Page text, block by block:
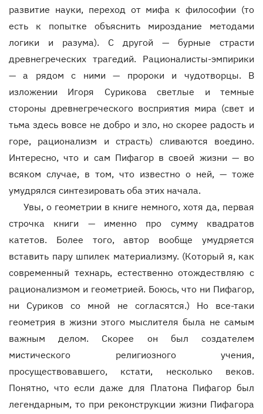
развитие науки, переход от мифа к философии (то
есть к попытке объяснить мироздание методами
логики и разума). С другой — бурные страсти
древнегреческих трагедий. Рационалисты-эмпирики
— а рядом с ними — пророки и чудотворцы. В
изложении Игоря Сурикова светлые и темные
стороны древнегреческого восприятия мира (свет и
тьма здесь вовсе не добро и зло, но скорее радость и
горе, рационализм и страсть) сливаются воедино.
Интересно, что и сам Пифагор в своей жизни — во
всяком случае, в том, что известно о ней, — тоже
умудрялся синтезировать оба этих начала.
Увы, о геометрии в книге немного, хотя да, первая
строчка книги — именно про сумму квадратов
катетов. Более того, автор вообще умудряется
вставить пару шпилек материализму. (Который я, как
современный технарь, естественно отождествляю с
рационализмом и геометрией. Боюсь, что ни Пифагор,
ни Суриков со мной не согласятся.) Но все-таки
геометрия в жизни этого мыслителя была не самым
важным делом. Скорее он был создателем
мистического религиозного учения,
просуществовавшего, кстати, несколько веков.
Понятно, что если даже для Платона Пифагор был
легендарным, то при реконструкции жизни Пифагора